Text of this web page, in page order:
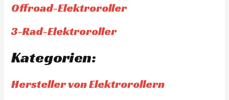
Offroad-Elektroroller
3-Rad-Elektroroller
Kategorien:
Hersteller von Elektrorollern